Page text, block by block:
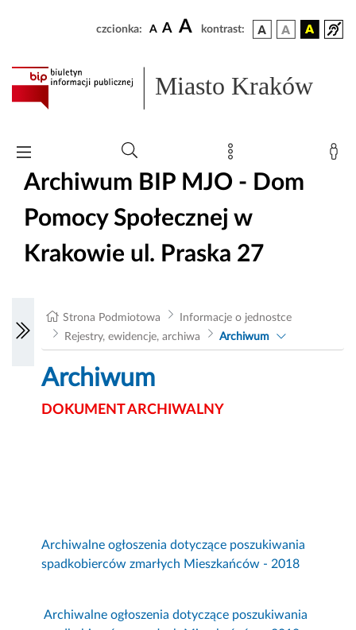
czcionka: A A A kontrast:
Miasto Kraków
Archiwum BIP MJO - Dom
Pomocy Społecznej w
Krakowie ul. Praska 27
Strona Podmiotowa
Informacje o jednostce
Rejestry, ewidencje, archiwa
Archiwum
Archiwum
DOKUMENT ARCHIWALNY
Archiwalne ogłoszenia dotyczące poszukiwania
spadkobierców zmarłych Mieszkańców - 2018
Archiwalne ogłoszenia dotyczące poszukiwania